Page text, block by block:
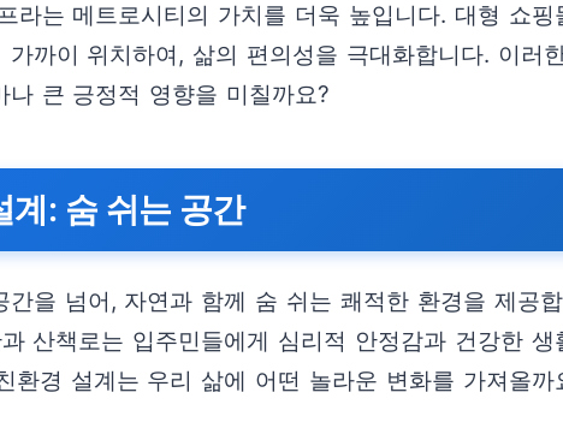
라는 메트로시티의 가치를 더욱 높입니다. 대형 쇼핑
까이 위치하여, 삶의 편의성을 극대화합니다. 이러
큰 긍정적 영향을 미칠까요?
계: 숨 쉬는 공간
을 넘어, 자연과 함께 숨 쉬는 쾌적한 환경을 제공
산책로는 입주민들에게 심리적 안정감과 건강한 생
환경 설계는 우리 삶에 어떤 놀라운 변화를 가져올까